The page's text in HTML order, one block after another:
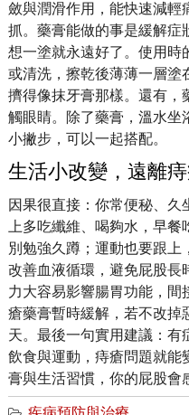
斂與潤滑作用，能快速減輕
抓。藥膏能做的事是緩解症
想一塗就永遠好了。使用
或清洗，擦乾後薄薄一層塗
擠得像抹牙膏那樣。還有，
觸眼睛。除了藥膏，溫水坐
小撇步，可以一起搭配。
生活小改變，遠離
因果很直接：你常便秘、久
上多吃纖維、喝夠水，早
別勉強久蹲；運動也要跟
改善血液循環，避免屁股長
力大容易影響腸胃功能，
瘡藥膏暫時緩解，若不改掉
天。最後一句實用建議：有
飲食與運動，痔瘡問題就能
膏與生活習慣，你的屁股會